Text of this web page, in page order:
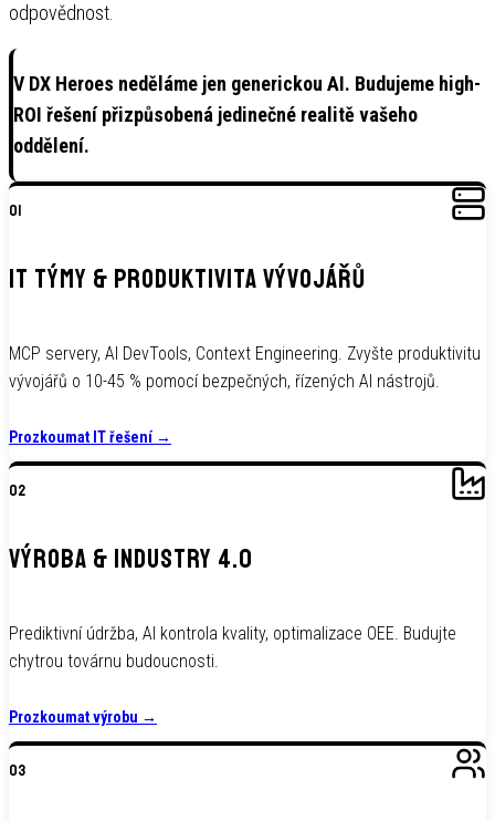
odpovědnost.
V DX Heroes neděláme jen generickou AI. Budujeme high-
ROI řešení přizpůsobená jedinečné realitě vašeho
oddělení.
01
IT TÝMY & PRODUKTIVITA VÝVOJÁŘŮ
MCP servery, AI DevTools, Context Engineering. Zvyšte produktivitu
vývojářů o 10-45 % pomocí bezpečných, řízených AI nástrojů.
Prozkoumat IT řešení→
02
VÝROBA & INDUSTRY 4.0
Prediktivní údržba, AI kontrola kvality, optimalizace OEE. Budujte
chytrou továrnu budoucnosti.
Prozkoumat výrobu →
03